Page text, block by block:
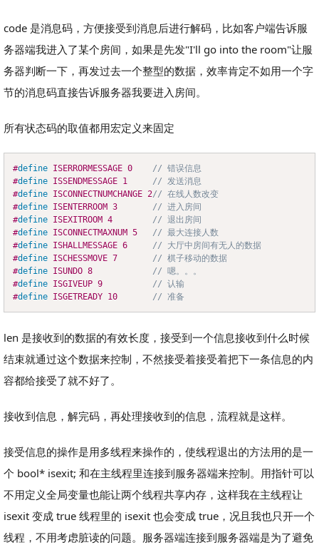
code 是消息码，方便接受到消息后进行解码，比如客户端告诉服
务器端我进入了某个房间，如果是先发"I'll go into the room"让服
务器判断一下，再发过去一个整型的数据，效率肯定不如用一个字
节的消息码直接告诉服务器我要进入房间。
所有状态码的取值都用宏定义来固定
#define ISERRORMESSAGE 0
// 错误信息
#define ISSENDMESSAGE 1
// 发送消息
#define ISCONNECTNUMCHANGE 2// 在线人数改变
#define ISENTERROOM 3
// 进入房间
#define ISEXITROOM 4
// 退出房间
#define ISCONNECTMAXNUM 5
// 最大连接人数
#define ISHALLMESSAGE 6
// 大厅中房间有无人的数据
#define ISCHESSMOVE 7
// 棋子移动的数据
#define ISUNDO 8
// 嗯。。。
#define ISGIVEUP 9
// 认输
#define ISGETREADY 10 // 准备
len 是接收到的数据的有效长度，接受到一个信息接收到什么时候
结束就通过这个数据来控制，不然接受着接受着把下一条信息的内
容都给接受了就不好了。
接收到信息，解完码，再处理接收到的信息，流程就是这样。
接受信息的操作是用多线程来操作的，使线程退出的方法用的是一
个 bool* isexit; 和在主线程里连接到服务器端来控制。用指针可以
不用定义全局变量也能让两个线程共享内存，这样我在主线程让
isexit 变成 true 线程里的 isexit 也会变成 true，况且我也只开一个
线程，不用考虑脏读的问题。服务器端连接到服务器端是为了避免